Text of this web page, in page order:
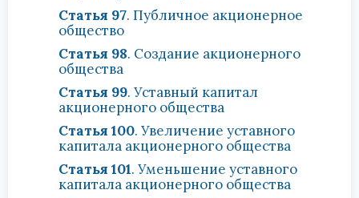
Статья 97. Публичное акционерное
общество
Статья 98. Создание акционерного
общества
Статья 99. Уставный капитал
акционерного общества
Статья 100. Увеличение уставного
капитала акционерного общества
Статья 101. Уменьшение уставного
капитала акционерного общества